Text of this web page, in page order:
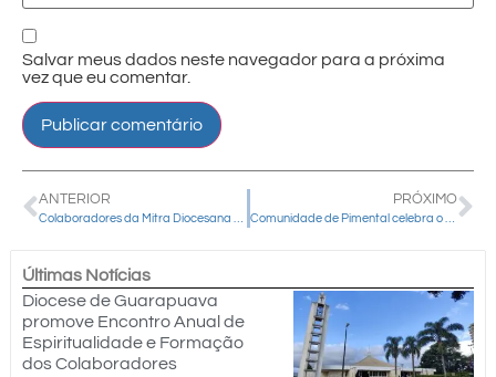
Salvar meus dados neste navegador para a próxima
vez que eu comentar.
ANTERIOR PRÓXIMO
Últimas Notícias
Diocese de Guarapuava
promove Encontro Anual de
Espiritualidade e Formação
dos Colaboradores